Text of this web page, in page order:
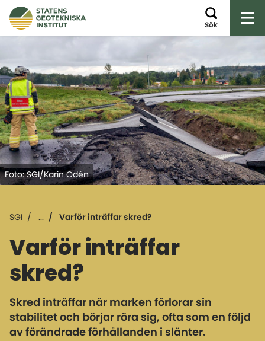
Sök
Foto: SGI/Karin Odén
SGI ... Varför inträffar skred?
Varför inträffar
skred?
Skred inträffar när marken förlorar sin
stabilitet och börjar röra sig, ofta som en följd
av förändrade förhållanden i slänter.